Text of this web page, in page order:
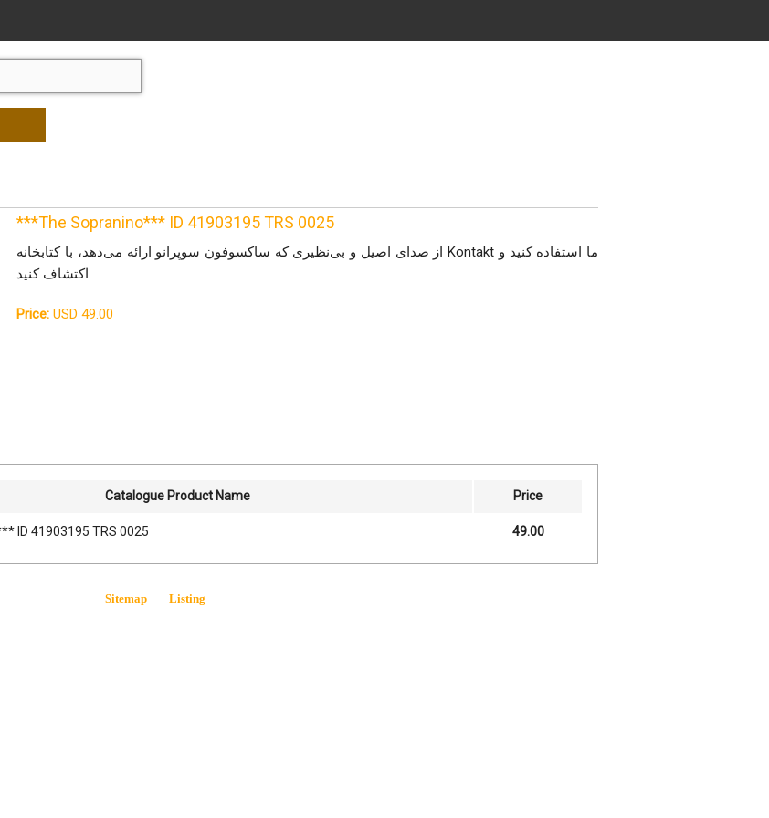
***The Sopranino*** ID 41903195 TRS 0025
از صدای اصیل و بی‌نظیری که ساکسوفون سوپرانو ارائه می‌دهد، با کتابخانه Kontakt ما استفاده کنید و
اکتشاف کنید.
Price: USD 49.00
Catalogue Product Name Price
ID 41903195 TRS 0025 49.00
Sitemap Listing